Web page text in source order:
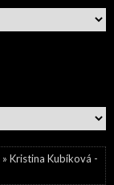
» Kristina Kubíková -